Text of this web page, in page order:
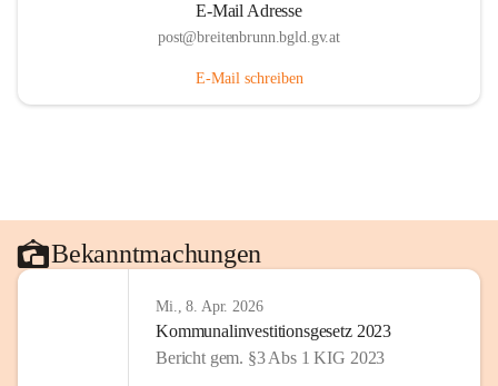
E-Mail Adresse
post@breitenbrunn.bgld.gv.at
E-Mail schreiben
Bekanntmachungen
Mi., 8. Apr. 2026
Kommunalinvestitionsgesetz 2023
Bericht gem. §3 Abs 1 KIG 2023